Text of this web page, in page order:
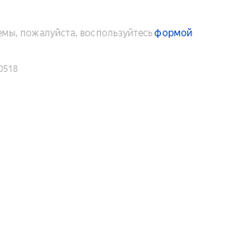
пожалуйста, воспользуйтесьформой